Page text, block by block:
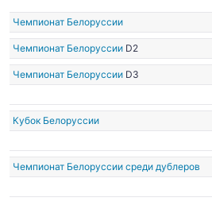
Чемпионат Белоруссии
Чемпионат БелоруссииD2
Чемпионат БелоруссииD3
Кубок Белоруссии
Чемпионат Белоруссии среди дублеров